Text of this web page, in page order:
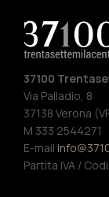
37100
Via Palladio, 8
37138 Verona
M 333 2544271
E-mail
Partita IVA /